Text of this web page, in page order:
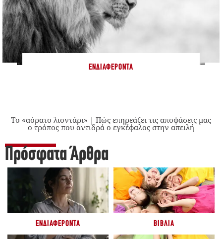
ΕΝΔΙΑΦΈΡΟΝΤΑ
Το «αόρατο λιοντάρι» | Πώς επηρεάζει τις αποφάσεις μας
ο τρόπος που αντιδρά ο εγκέφαλος στην απειλή
Πρόσφατα Άρθρα
ΕΝΔΙΑΦΈΡΟΝΤΑ ΒΙΒΛΊΑ